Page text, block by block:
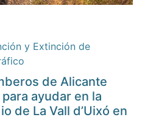
y Extinción de
de Alicante
ayudar en la
de La Vall d’Uixó en